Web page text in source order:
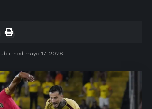
mayo 17, 2026